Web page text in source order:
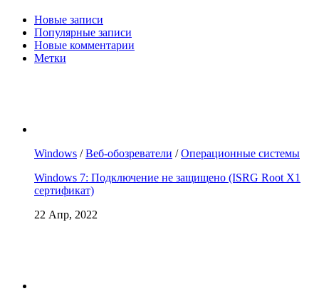
Новые записи
Популярные записи
Новые комментарии
Метки
Windows /Веб-обозреватели /Операционные системы
Windows 7: Подключение не защищено (ISRG Root X1
сертификат)
22 Апр, 2022